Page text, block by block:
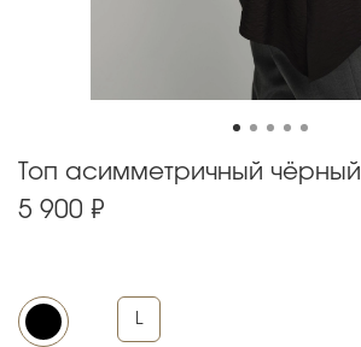
Топ асимметричный чёрный
5 900 ₽
L